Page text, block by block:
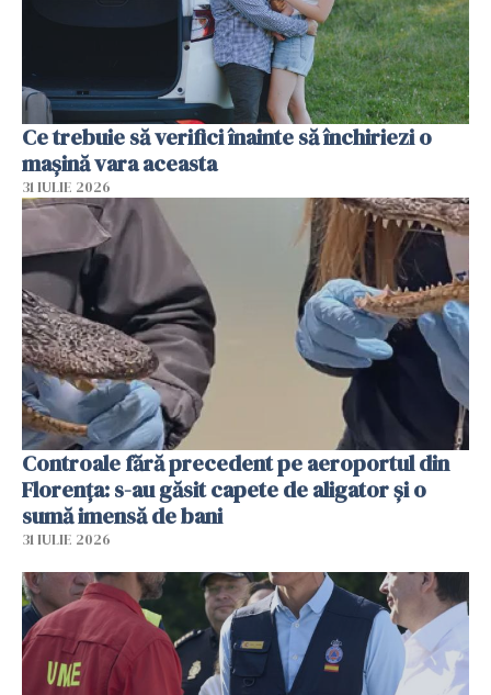
Ce trebuie să verifici înainte să închiriezi o
mașină vara aceasta
31 IULIE 2026
Controale fără precedent pe aeroportul din
Florența: s-au găsit capete de aligator și o
sumă imensă de bani
31 IULIE 2026